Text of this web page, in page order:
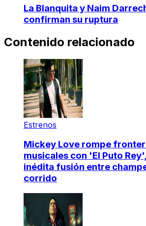
La Blanquita y Naim
confirman su ruptura
Contenido relacionado
Estrenos
Mickey Love rompe
musicales con 'El Puto
inédita fusión entre
corrido